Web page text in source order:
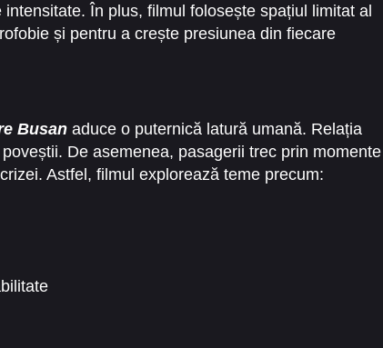
În plus, filmul folosește spațiul limitat al
și pentru a crește presiunea din fiecare
Busan aduce o puternică latură umană. Relația
De asemenea, pasagerii trec prin momente
Astfel, filmul explorează teme precum: